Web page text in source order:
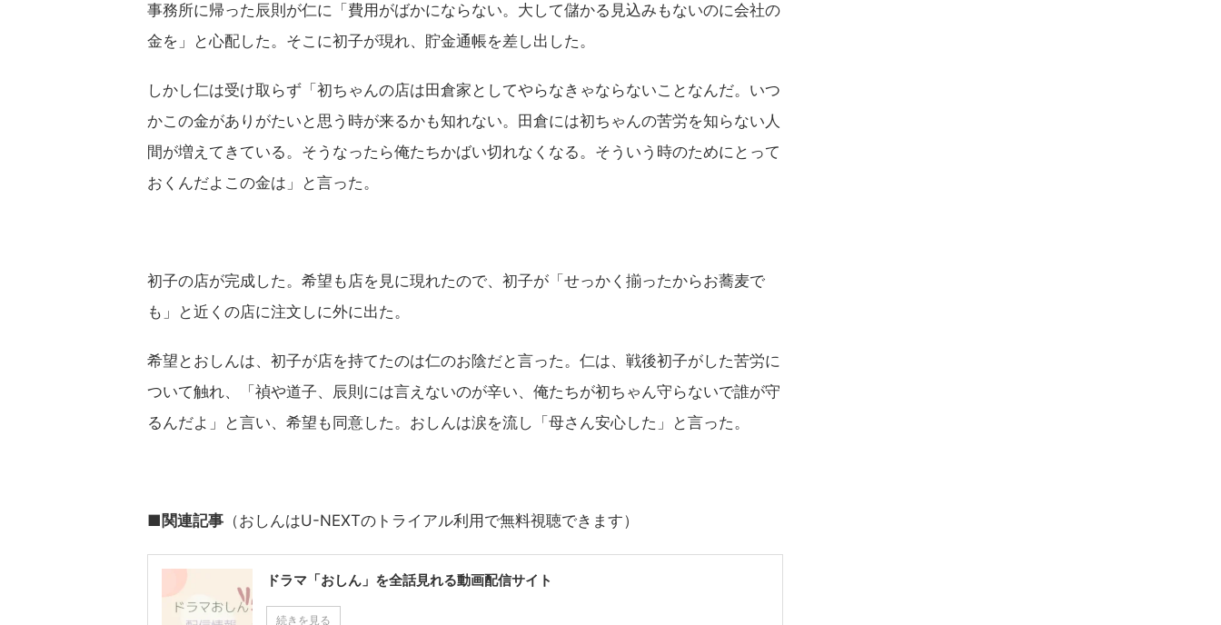
事務所に帰った辰則が仁に「費用がばかにならない。大して儲かる見込みもないのに会社の
金を」と心配した。そこに初子が現れ、貯金通帳を差し出した。
しかし仁は受け取らず「初ちゃんの店は田倉家としてやらなきゃならないことなんだ。いつ
かこの金がありがたいと思う時が来るかも知れない。田倉には初ちゃんの苦労を知らない人
間が増えてきている。そうなったら俺たちかばい切れなくなる。そういう時のためにとって
おくんだよこの金は」と言った。
初子の店が完成した。希望も店を見に現れたので、初子が「せっかく揃ったからお蕎麦で
も」と近くの店に注文しに外に出た。
希望とおしんは、初子が店を持てたのは仁のお陰だと言った。仁は、戦後初子がした苦労に
ついて触れ、「禎や道子、辰則には言えないのが辛い、俺たちが初ちゃん守らないで誰が守
るんだよ」と言い、希望も同意した。おしんは涙を流し「母さん安心した」と言った。
■関連記事 （おしんはU-NEXTのトライアル利用で無料視聴できます）
ドラマ「おしん」を全話見れる動画配信サイト
続きを見る